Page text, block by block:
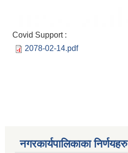
Covid Support :
2078-02-14.pdf
नगरकार्यपालिकाका निर्णयहरु